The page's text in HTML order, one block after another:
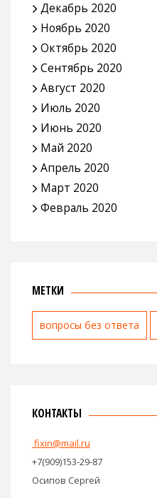
Декабрь 2020
Ноябрь 2020
Октябрь 2020
Сентябрь 2020
Август 2020
Июль 2020
Июнь 2020
Май 2020
Апрель 2020
Март 2020
Февраль 2020
МЕТКИ
вопросы без ответа
КОНТАКТЫ
fixin@mail.ru
+7(909)153-29-87
Осипов Сергей